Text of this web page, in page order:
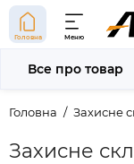
Головна Меню
Головна Захисне
Захисне
Все про товар